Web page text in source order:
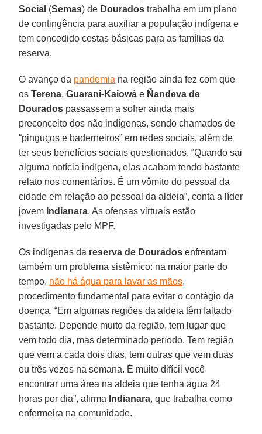
Social (Semas) de Dourados trabalha em um plano
de contingência para auxiliar a população indígena e
tem concedido cestas básicas para as famílias da
reserva.
O avanço da pandemia na região ainda fez com que
osTerena,Guarani-Kaiowá e Ñandeva de
Dourados passassem a sofrer ainda mais
preconceito dos não indígenas, sendo chamados de
“pinguços e baderneiros” em redes sociais, além de
ter seus benefícios sociais questionados. “Quando sai
alguma notícia indígena, elas acabam tendo bastante
relato nos comentários. É um vômito do pessoal da
cidade em relação ao pessoal da aldeia”, conta a líder
jovem Indianara. As ofensas virtuais estão
investigadas pelo MPF.
Os indígenas da reserva de Dourados enfrentam
também um problema sistêmico: na maior parte do
tempo, não há água para lavar as mãos,
procedimento fundamental para evitar o contágio da
doença. “Em algumas regiões da aldeia têm faltado
bastante. Depende muito da região, tem lugar que
vem todo dia, mas determinado período. Tem região
que vem a cada dois dias, tem outras que vem duas
ou três vezes na semana. É muito difícil você
encontrar uma área na aldeia que tenha água 24
horas por dia”, afirma Indianara, que trabalha como
enfermeira na comunidade.